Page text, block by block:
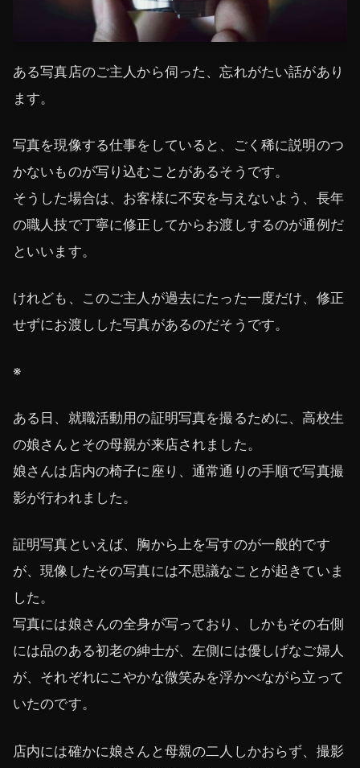
ある写真店のご主人から伺った、忘れがたい話があり
ます。
写真を現像する仕事をしていると、ごく稀に説明のつ
かないものが写り込むことがあるそうです。
そうした場合は、お客様に不安を与えないよう、長年
の職人技で丁寧に修正してからお渡しするのが通例だ
といいます。
けれども、このご主人が過去にたった一度だけ、修正
せずにお渡しした写真があるのだそうです。
※
ある日、就職活動用の証明写真を撮るために、高校生
の娘さんとその母親が来店されました。
娘さんは店内の椅子に座り、通常通りの手順で写真撮
影が行われました。
証明写真といえば、胸から上を写すのが一般的です
が、現像したその写真には不思議なことが起きていま
した。
写真には娘さんの全身が写っており、しかもその右側
には品のある初老の紳士が、左側には優しげなご婦人
が、それぞれにこやかな微笑みを浮かべながら立って
いたのです。
店内には確かに娘さんと母親の二人しかおらず、撮影